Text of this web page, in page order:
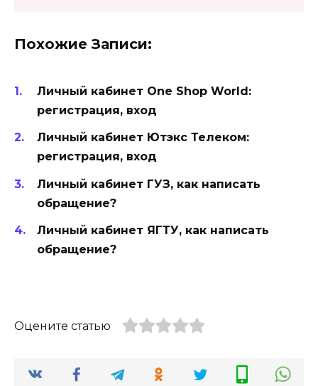
Похожие Записи:
Личный кабинет One Shop World:
регистрация, вход
Личный кабинет Ютэкс Телеком:
регистрация, вход
Личный кабинет ГУЗ, как написать
обращение?
Личный кабинет ЯГТУ, как написать
обращение?
Оцените статью